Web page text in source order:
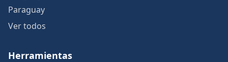
Paraguay
Ver todos
Herramientas